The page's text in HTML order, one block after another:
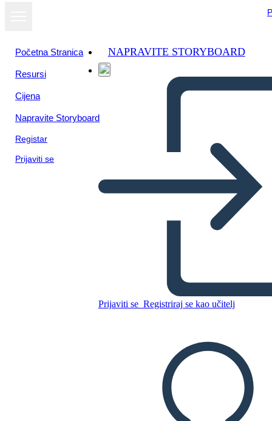
Početna Stranica
Resursi
Cijena
Napravite Storyboard
Registar
Prijaviti se
NAPRAVITE STORYBOARD
Prijaviti se Registriraj se kao učitelj
Kopirajte ovaj Storyboard
REPRODUCIRAJ DIJAPROJEKCIJU
ČITAJ MI